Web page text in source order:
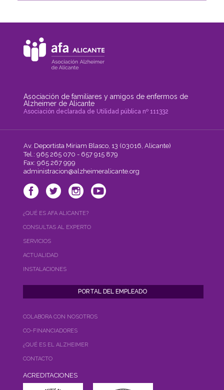
Asociación de familiares y amigos de enfermos de
Alzheimer de Alicante
Asociación declarada de Utilidad pública nº 111332
Av. Deportista Miriam Blasco, 13 (03016, Alicante)
Tel.: 965 265 070 - 657 915 879
Fax: 965 267 999
administracion@alzheimeralicante.org
¿QUÉ ES AFA ALICANTE?
CONSULTAS AL EXPERTO
SERVICIOS
ACTUALIDAD
INSTALACIONES
COLABORA CON NOSOTROS
CO-FINANCIADORES
¿QUÉ ES EL ALZHEIMER
CONTACTO
ACREDITACIONES